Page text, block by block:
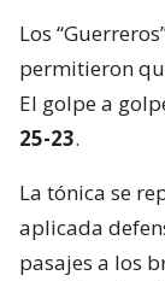
Los
permitieron
El golpe a
25-23.
La tónica se
aplicada
pasajes a los